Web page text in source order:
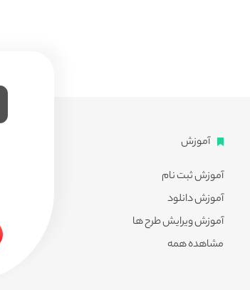
آموزش
آموزش ثبت نام
آموزش دانلود
آموزش ویرایش طرح ها
مشاهده همه